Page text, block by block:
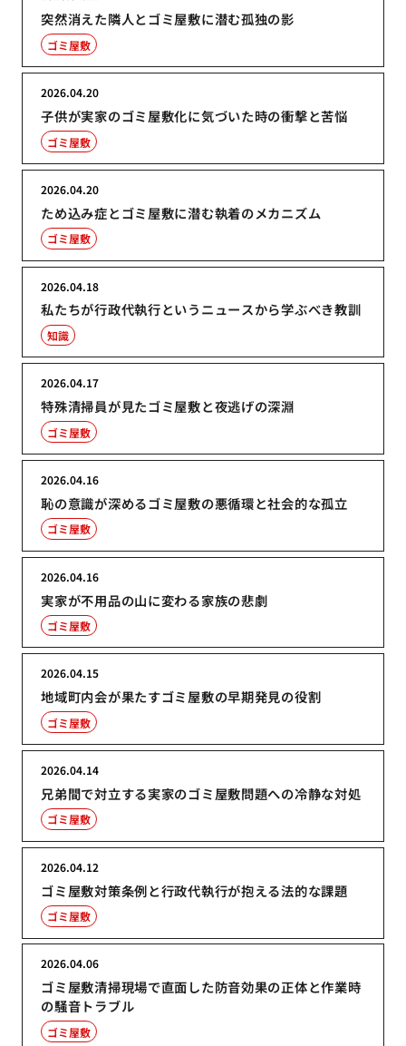
突然消えた隣人とゴミ屋敷に潜む孤独の影
ゴミ屋敷
子供が実家のゴミ屋敷化に気づいた時の衝撃と苦悩
2026.04.20
ゴミ屋敷
ため込み症とゴミ屋敷に潜む執着のメカニズム
2026.04.20
ゴミ屋敷
私たちが行政代執行というニュースから学ぶべき教訓
2026.04.18
知識
特殊清掃員が見たゴミ屋敷と夜逃げの深淵
2026.04.17
ゴミ屋敷
恥の意識が深めるゴミ屋敷の悪循環と社会的な孤立
2026.04.16
ゴミ屋敷
実家が不用品の山に変わる家族の悲劇
2026.04.16
ゴミ屋敷
地域町内会が果たすゴミ屋敷の早期発見の役割
2026.04.15
ゴミ屋敷
兄弟間で対立する実家のゴミ屋敷問題への冷静な対処
2026.04.14
ゴミ屋敷
ゴミ屋敷対策条例と行政代執行が抱える法的な課題
2026.04.12
ゴミ屋敷
ゴミ屋敷清掃現場で直面した防音効果の正体と作業時
の騒音トラブル
2026.04.06
ゴミ屋敷